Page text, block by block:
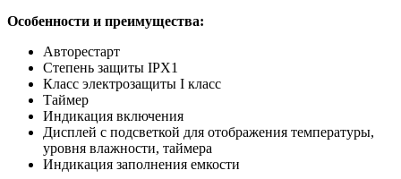
Особенности и преимущества:
Авторестарт
Степень защиты IPX1
Класс электрозащиты I класс
Таймер
Индикация включения
Дисплей с подсветкой для отображения температуры,
уровня влажности, таймера
Индикация заполнения емкости